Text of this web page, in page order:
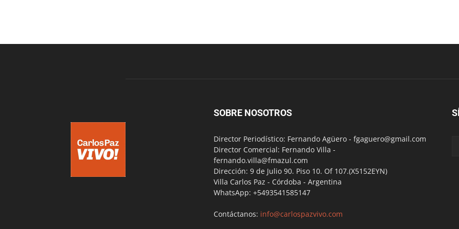
SOBRE NOSOTROS
Director Periodístico: Fernando Agüero - fgaguero@gmail.com
Director Comercial: Fernando Villa -
fernando.villa@fmazul.com
Dirección: 9 de Julio 90. Piso 10. Of 107.(X5152EYN)
Villa Carlos Paz - Córdoba - Argentina
WhatsApp: +5493541585147
Contáctanos: info@carlospazvivo.com